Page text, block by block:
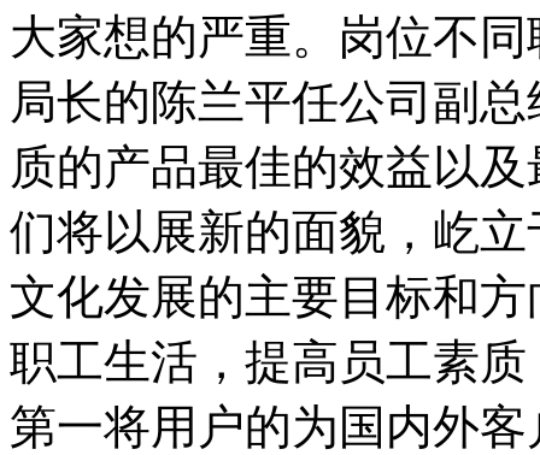
大家想的严重。岗位不
局长的陈兰平任公司副
质的产品最佳的效益以
们将以展新的面貌，屹
文化发展的主要目标和
职工生活，提高员工素
第一将用户的为国内外